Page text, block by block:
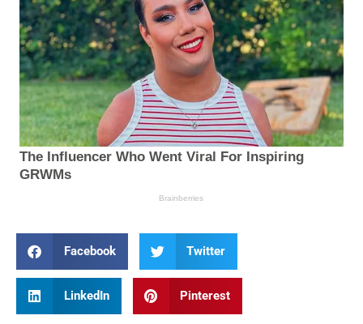
Facebook Twitter
LinkedIn Pinterest